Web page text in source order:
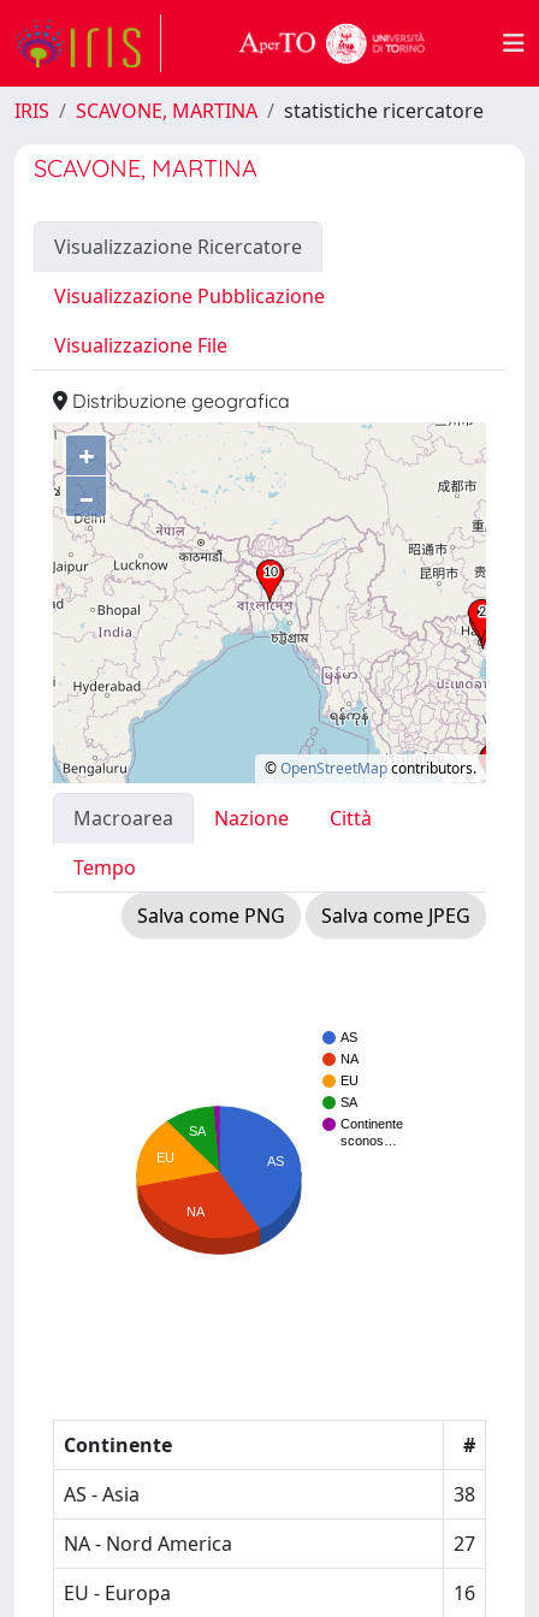
IRIS SCAVONE, MARTINA statistiche ricercatore
SCAVONE, MARTINA
Visualizzazione Ricercatore
Visualizzazione Pubblicazione
Visualizzazione File
Distribuzione geografica
+
–
©OpenStreetMapcontributors.
Macroarea Nazione
Città
Tempo
Salva come PNG
Salva come JPEG
AS
NA
EU
SA
Continente
sconos…
AS
SA
EU
NA
Continente
#
AS - Asia
38
NA - Nord America
27
EU - Europa
16